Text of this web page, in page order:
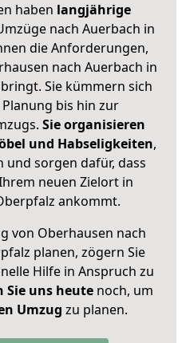
haben langjährige
nach Auerbach in
die Anforderungen,
nach Auerbach in
Sie kümmern sich
bis hin zur
Sie organisieren
und Habseligkeiten,
und sorgen dafür, dass
neuen Zielort in
ankommt.
von Oberhausen nach
planen, zögern Sie
Hilfe in Anspruch zu
uns heutenoch, um
Umzug zu planen.